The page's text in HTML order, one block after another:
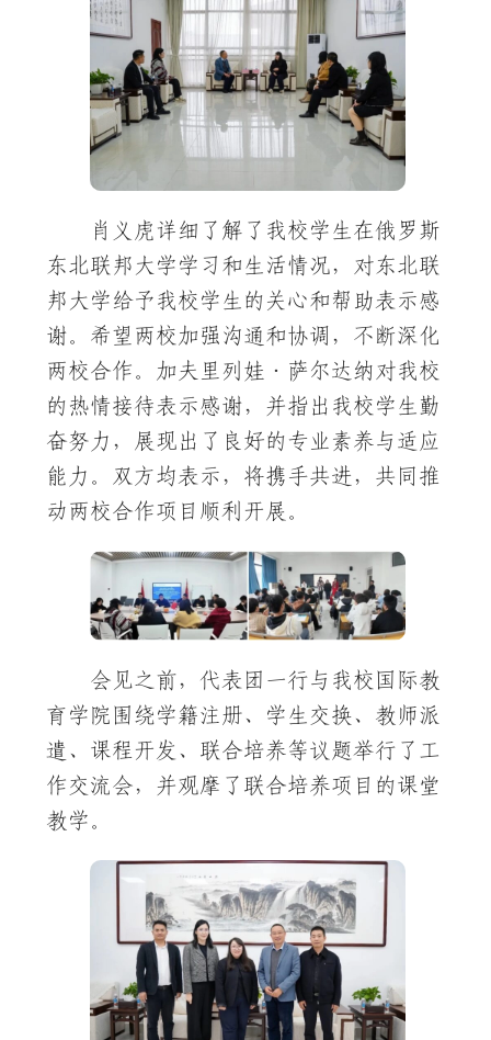
肖义虎详细了解了我校学生在俄罗斯
东北联邦大学学习和生活情况，对东北联
邦大学给予我校学生的关心和帮助表示感
谢。希望两校加强沟通和协调，不断深化
两校合作。加夫里列娃·萨尔达纳对我校
的热情接待表示感谢，并指出我校学生勤
奋努力，展现出了良好的专业素养与适应
能力。双方均表示，将携手共进，共同推
动两校合作项目顺利开展。
会见之前，代表团一行与我校国际教
育学院围绕学籍注册、学生交换、教师派
遣、课程开发、联合培养等议题举行了工
作交流会，并观摩了联合培养项目的课堂
教学。